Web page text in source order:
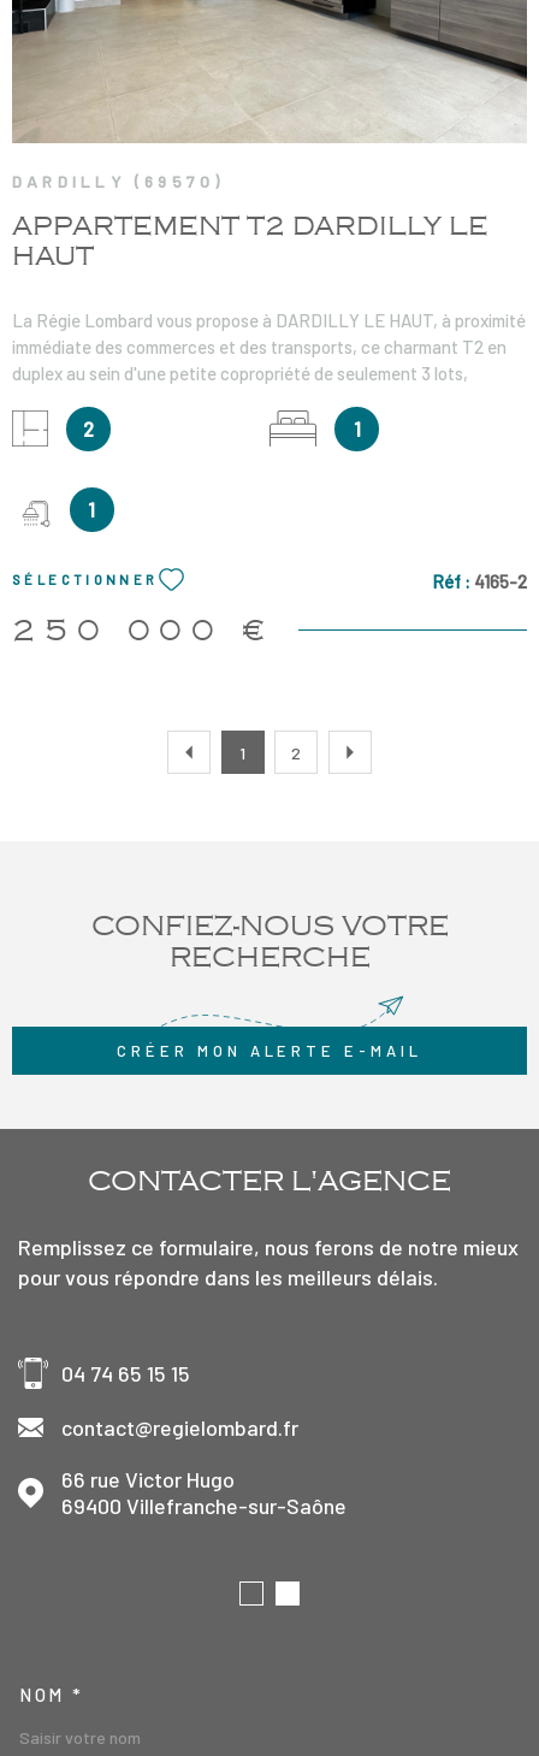
DARDILLY (69570)
APPARTEMENT T2 DARDILLY LE
HAUT
La Régie Lombard vous propose à DARDILLY LE HAUT, à proximité
immédiate des commerces et des transports, ce charmant T2 en
duplex au sein d'une petite copropriété de seulement 3 lots,
chaussé d'une agréable pièce de vie avec cuisine ouverte
aménagée et équipée, un wc séparé, et une belle cave voutée. A
avec sa salle d'eau et wc. Chauffage et eau chaude individuel
électrique, double vitrage. Stationnement gratuit à proximité.
2 1
1
SÉLECTIONNER Réf : 4165-2
250 000 €
1 2
CONFIEZ-NOUS VOTRE
RECHERCHE
CRÉER MON ALERTE E-MAIL
CONTACTER L'AGENCE
Remplissez ce formulaire, nous ferons de notre mieux
pour vous répondre dans les meilleurs délais.
04 74 65 15 15
contact@regielombard.fr
66 rue Victor Hugo
69400
Villefranche-sur-Saône
NOM *